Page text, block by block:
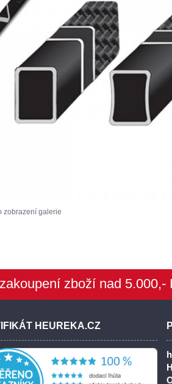
zobrazení galerie
zboží nad 5.000,-
HEUREKA.CZ